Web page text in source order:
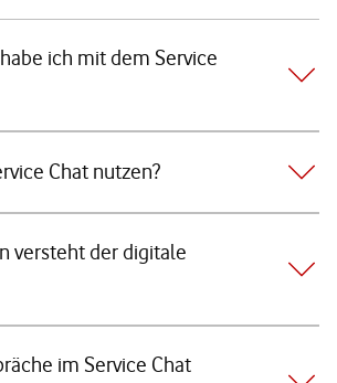
ich mit dem Service
Chat nutzen?
versteht der digitale
im Service Chat